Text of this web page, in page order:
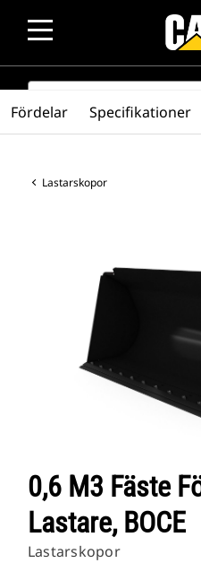
SEARCH
Lastarskopor
0,6 M3 Fäste
Lastare, BOCE
Lastarskopor
Fördelar Specifikationer